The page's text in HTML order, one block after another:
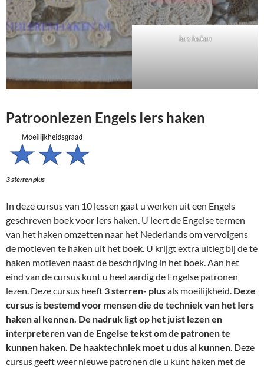
iers haken
Patroonlezen Engels Iers haken
3 sterren plus
In deze cursus van 10 lessen gaat u werken uit een Engels
geschreven boek voor Iers haken. U leert de Engelse termen
van het haken omzetten naar het Nederlands om vervolgens
de motieven te haken uit het boek. U krijgt extra uitleg bij de te
haken motieven naast de beschrijving in het boek. Aan het
eind van de cursus kunt u heel aardig de Engelse patronen
lezen. Deze cursus heeft 3 sterren- plusals moeilijkheid. Deze
cursus is bestemd voor mensen die de techniek van het Iers
hakenal kennen. De nadruk ligt op het juist lezen en
interpreteren van de Engelse tekst om de patronen te
kunnen haken. De haaktechniek moet u dus al kunnen. Deze
cursus geeft weer nieuwe patronen die u kunt haken met de